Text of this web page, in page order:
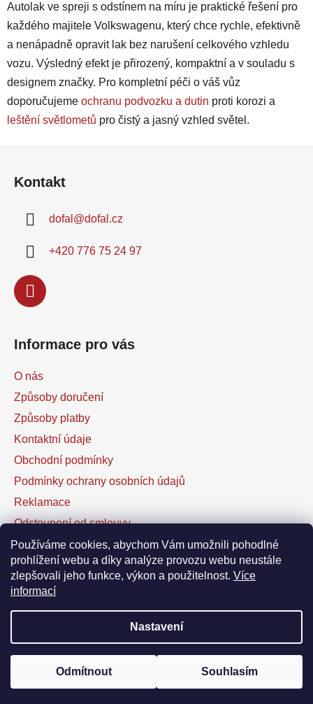
Používáme cookies, abychom Vám umožnili pohodlné
prohlížení webu a díky analýze provozu webu neustále
zlepšovali jeho funkce, výkon a použitelnost. Více
informací
Nastavení
Odmítnout Souhlasím
Autolak ve spreji s odstínem na míru je praktické řešení pro
každého majitele Volkswagenu, který chce rychle, efektivně
a nenápadně opravit lak bez narušení celkového vzhledu
vozu. Výsledný efekt je přirozený, kompaktní a v souladu s
designem značky. Pro kompletní péči o váš vůz
doporučujeme ochranu podvozku a dutin proti korozi a
leštění světlometů pro čistý a jasný vzhled světel.
Kontakt
dofal @dofal.cz
+420 776 75 24 97
Informace pro vás
O nás
Způsoby doručení
Způsoby platby
Kontaktní údaje
Obchodní podmínky
Podmínky ochrany osobních údajů
Reklamace
Odstoupení od smlouvy
Kontaktní formulář
Facebook
Vytvořil Shoptet
Copyright 2026
. Všechna práva
vyhrazena.Upravit nastavení cookies